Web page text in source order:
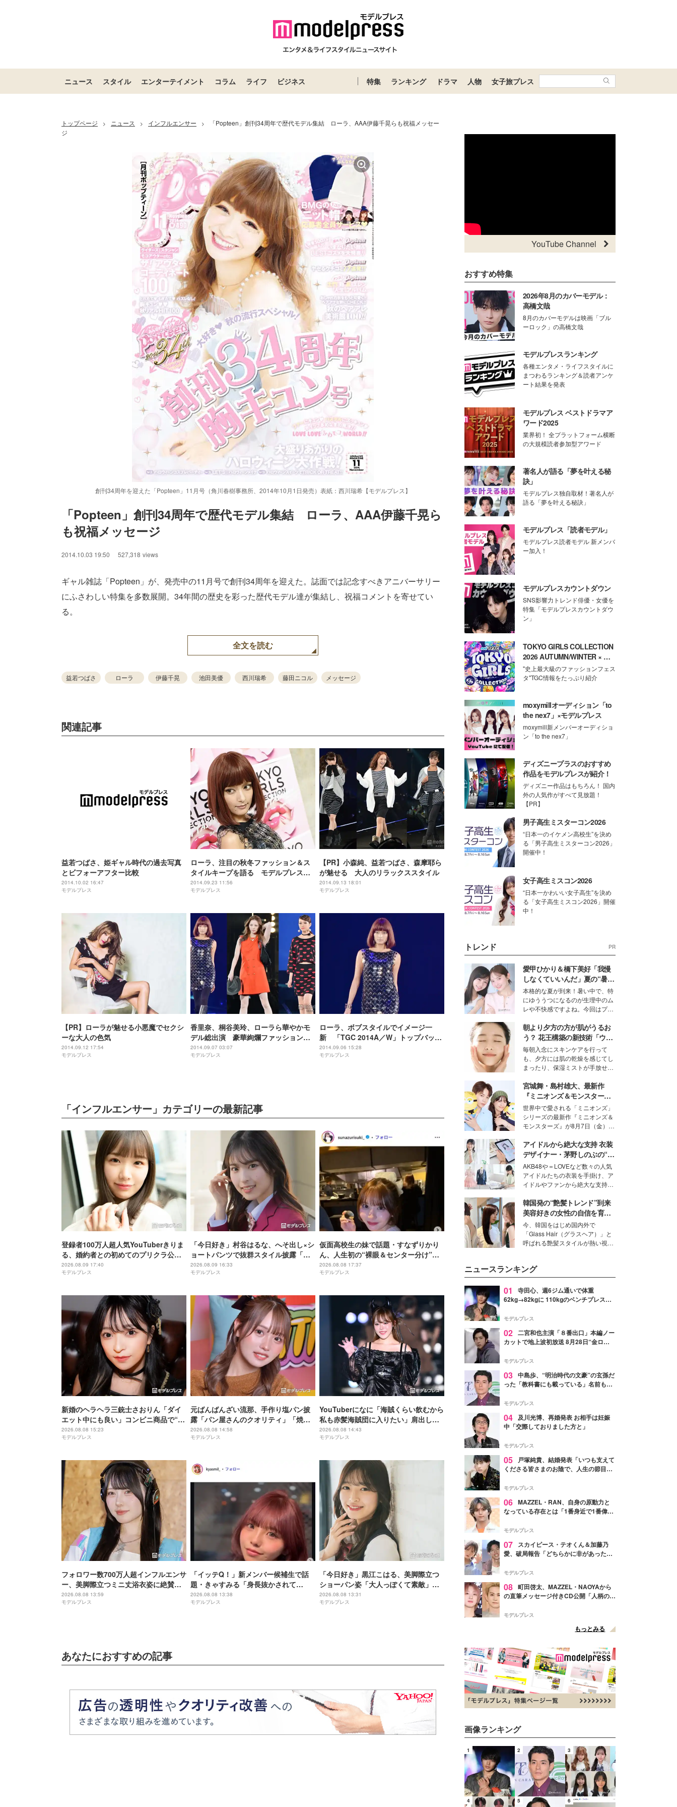
ニュース スタイル エンターテイメント コラム ライフ ビジネス 特集 ランキング ドラマ 人物 女子旅プレス
トップページ > ニュース > インフルエンサー >
「Popteen」創刊34周年で歴代モデル集結 ローラ、AAA伊藤千晃らも祝福メッセー
ジ
創刊34周年を迎えた「Popteen」11月号（角川春樹事務所、2014年10月1日発売）表紙：西川瑞希【モデルプレス】
「Popteen」創刊34周年で歴代モデル集結　ローラ、AAA伊藤千晃ら
も祝福メッセージ
2014.10.03 19:50 527,318 views
ギャル雑誌「Popteen」が、発売中の11月号で創刊34周年を迎えた。誌面では記念すべきアニバーサリー
にふさわしい特集を多数展開。34年間の歴史を彩った歴代モデル達が集結し、祝福コメントを寄せてい
る。
全文を読む
益若つばさ ローラ 伊藤千晃 池田美優 西川瑞希 藤田ニコル メッセージ
関連記事
益若つばさ、姫ギャル時代の過去写真
とビフォーアフター比較
2014.10.02 16:47
モデルプレス
ローラ、注目の秋冬ファッション＆ス
タイルキープを語る モデルプレスイ
ンタビュー
2014.09.23 11:56
モデルプレス
【PR】小森純、益若つばさ、森摩耶ら
が魅せる 大人のリラックススタイル
2014.09.13 18:01
モデルプレス
【PR】ローラが魅せる小悪魔でセクシ
ーな大人の色気
2014.09.12 17:54
モデルプレス
香里奈、桐谷美玲、ローラら華やかモ
デル総出演 豪華絢爛ファッションシ
ョー＜TGC写真特集＞
2014.09.07 03:07
モデルプレス
ローラ、ボブスタイルでイメージ一
新 「TGC 2014A／W」トップバッタ
ー
2014.09.06 15:28
モデルプレス
「インフルエンサー」カテゴリーの最新記事
登録者100万人超人気YouTuberきりま
る、婚約者との初めてのプリクラ公開
「思わず笑った」「仲良しで微笑まし
い」と反響
2026.08.09 17:40
モデルプレス
「今日好き」村谷はるな、へそ出し×シ
ョートパンツで抜群スタイル披露「ド
キッとした」「頭身バランスが神」の
声
2026.08.09 16:33
モデルプレス
仮面高校生の妹で話題・すなずりかり
ん、人生初の“裸眼＆センター分け”で
雰囲気ガラリ「可愛すぎて衝撃」「美
少女すぎる」
2026.08.08 17:37
モデルプレス
新婚のヘラヘラ三銃士さおりん「ダイ
エット中にも良い」コンビニ商品で“混
ぜるだけ”ヘルシー副菜紹介「火を使わ
ないの嬉しすぎる」「タンパク質たっ
2026.08.08 15:23
モデルプレス
元ばんばんざい流那、手作り塩パン披
露「パン屋さんのクオリティ」「焼き
加減最高」と反響
2026.08.08 14:58
モデルプレス
YouTuberになに「海賊くらい飲むから
私も赤髪海賊団に入りたい」肩出しコ
ーデ公開「ビジュアル良すぎ」「セク
シー」
2026.08.08 14:43
モデルプレス
フォロワー数700万人超インフルエンサ
ー、美脚際立つミニ丈浴衣姿に絶賛の
声「スタイル良くて憧れる」「透明感
レベチ」
2026.08.08 13:59
モデルプレス
「イッテQ！」新メンバー候補生で話
題・きゃすみる「身長抜かされて
る」“6歳差”姪っ子との幼少期＆現在の
2ショット公開「姉妹にしか見えない」
2026.08.08 13:38
モデルプレス
「今日好き」黒江こはる、美脚際立つ
ショーパン姿「大人っぽくて素敵」
「最強ビジュ」と反響
2026.08.08 13:31
モデルプレス
あなたにおすすめの記事
YouTube Channel
おすすめ特集
2026年8月のカバーモデル：
高橋文哉
8月のカバーモデルは映画「ブル
ーロック」の高橋文哉
モデルプレスランキング
各種エンタメ・ライフスタイルに
まつわるランキング＆読者アンケ
ート結果を発表
モデルプレス ベストドラマア
ワード2025
業界初！ 全プラットフォーム横断
の大規模読者参加型アワード
著名人が語る「夢を叶える秘
訣」
モデルプレス独自取材！著名人が
語る「夢を叶える秘訣」
モデルプレス「読者モデル」
モデルプレス読者モデル 新メンバ
ー加入！
モデルプレスカウントダウン
SNS影響力トレンド俳優・女優を
特集「モデルプレスカウントダウ
ン」
TOKYO GIRLS COLLECTION
2026 AUTUMN/WINTER × モ
デルプレス
"史上最大級のファッションフェス
タ"TGC情報をたっぷり紹介
moxymillオーディション「to
the nex7」×モデルプレス
moxymill新メンバーオーディショ
ン「to the nex7」
ディズニープラスのおすすめ
作品をモデルプレスが紹介！
ディズニー作品はもちろん！ 国内
外の人気作がすべて見放題！
【PR】
男子高生ミスターコン2026
“日本一のイケメン高校生”を決め
る「男子高生ミスターコン2026」
開催中！
女子高生ミスコン2026
“日本一かわいい女子高生”を決め
る「女子高生ミスコン2026」開催
中！
トレンド PR
愛甲ひかり＆橋下美好「我慢
しなくていいんだ」夏の“暑さ
対策”の新しい選択肢とは？
本格的な夏が到来！暑い中で、特
にゆううつになるのが生理中のム
レや不快感ですよね。今回はプラ
モデル・愛甲ひかりさんと橋下美
好さんを迎えて本音で女子会トー
ク。猛暑のお出かけを快適に過ご
すヒントや、2人が感動した夏の
生理の新常識にも迫りました。
朝より夕方の方が肌がうるお
う？ 花王構築の新技術「ウォ
ーターキャプチャリングスキ
ン（捕水肌）」がスキンケア
の常識を変える予感
毎朝入念にスキンケアを行って
も、夕方には肌の乾燥を感じてし
まったり、保湿ミストが手放せな
な美容の常識を大きく変える可能
性を秘めた、革新的な「Water
Capturing Skin（ウォーターキャ
プチャリングスキン：捕水肌）」
技術を、花王が構築した。
宮城舞・島村雄大、最新作
『ミニオンズ＆モンスター
ズ』の魅力熱弁 ハチャメチャ
だけじゃない“友情と絆”に感
動
世界中で愛される「ミニオンズ」
シリーズの最新作『ミニオンズ＆
モンスターズ』が8月7日（金）に
ニオン好き”という共通点を持つモ
デルの宮城舞と島村雄大の特別対
談をお届け！それぞれの視点か
ら、今作ならではの魅力や予想外
の感動をもたらす奥深いストーリ
ーについて熱く語り合ってもらっ
た。
アイドルから絶大な支持 衣装
デザイナー・茅野しのぶの“可
愛い”を作る美学＜「シチズン
クロスシー」インタビュー＞
AKB48や＝LOVEなど数々の人気
アイドルたちの衣装を手掛け、ア
イドルやファンから絶大な支持を
取締役兼クリエイティブディレク
ター・茅野しのぶ。一人ひとりの
個性に寄り添い、魅力を引き出す
衣装作りは、多くの女性たちに勇
気と自信を与え続けている。
韓国発の“艶髪トレンド”到来
美容好きの女性の自信を育む
「ヘアケア事情」って？
今、韓国をはじめ国内外で
「Glass Hair（グラスヘア）」と
呼ばれる艶髪スタイルが熱い視線
して、“髪そのものの美しさ”に改
めて注目する人が増えている様
子。今回は、そんな憧れの艶やか
な髪を日常で叶える、美容好きの
ます。
ニュースランキング
01
寺田心、週6ジム通いで体重
62kg→82kgに 110kgのベンチプレス持
「かっこいい」と反響
モデルプレス
02 二宮和也主演「８番出口」本編ノー
カットで地上波初放送 8月28日“金ロ
モデルプレス
03 中島歩、“明治時代の文豪”の玄孫だ
った「教科書にも載っている」名前も先
モデルプレス
04 及川光博、再婚発表 お相手は妊娠
中「交際しておりました方と」
モデルプレス
05
戸塚純貴、結婚発表「いつも支えて
くださる皆さまのお陰で、人生の節目を
す」【全文】
モデルプレス
06 MAZZEL・RAN、自身の原動力と
なっている存在とは「1番身近で1番偉大
モデルプレス
07
スカイピース・テオくん＆加藤乃
愛、破局報告「どちらかに非があったわ
モデルプレス
08 町田啓太、MAZZEL・NAOYAから
の直筆メッセージ付きCD公開「人柄の良
モデルプレス
もっとみる
画像ランキング
1 2 3
4 5 6